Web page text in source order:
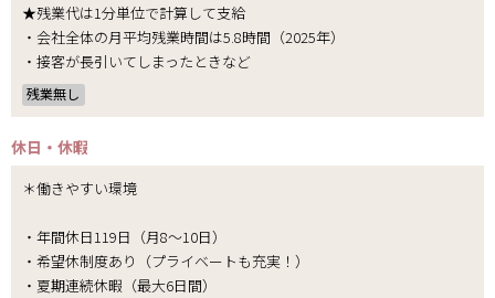
★残業代は1分単位で計算して支給
・会社全体の月平均残業時間は5.8時間（2025年）
・接客が長引いてしまったときなど
残業無し
休日・休暇
＊働きやすい環境
・年間休日119日（月8～10日）
・希望休制度あり（プライベートも充実！）
・夏期連続休暇（最大6日間）